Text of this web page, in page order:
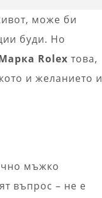
може би
буди. Но
Rolex това,
и желанието и
мъжко
въпрос – не е